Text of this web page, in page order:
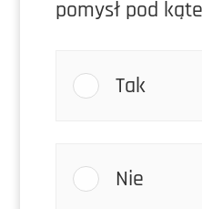
pomysł pod
Tak
Nie